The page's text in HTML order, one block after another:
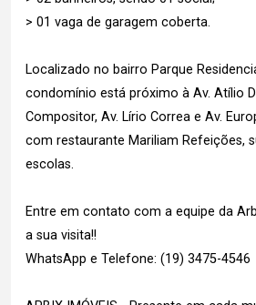
> 01 vaga de garagem coberta.
Localizado no bairro Parque
condomínio está próximo à Av. Atílio
Compositor, Av. Lírio Correa e Av.
com restaurante Mariliam Refeições,
escolas.
Entre em contato com a equipe da
a sua visita!!
WhatsApp e Telefone: (19) 3475-4546